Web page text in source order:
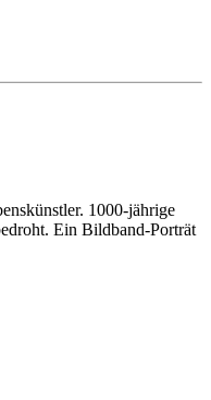
1000-jährige
Ein Bildband-Porträt